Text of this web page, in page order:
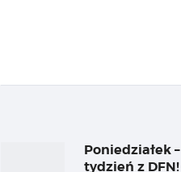
wpisu
Previous
Poniedziałek
tydzień z DFN!